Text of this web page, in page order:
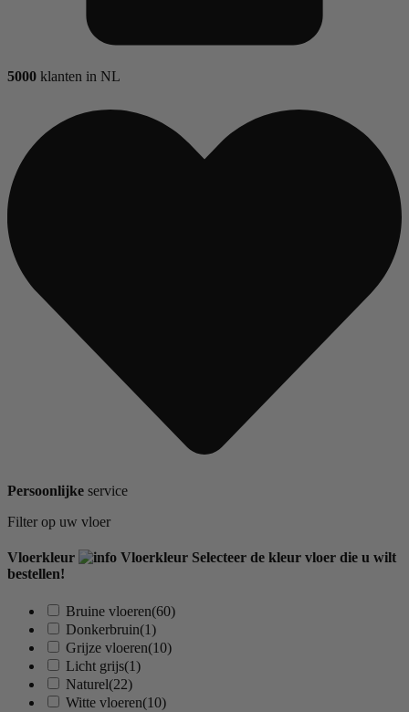
5000 klanten in NL
Persoonlijke service
Filter op uw vloer
Vloerkleur Vloerkleur Selecteer de kleur vloer die u wilt
bestellen!
Bruine vloeren(60)
Donkerbruin(1)
Grijze vloeren(10)
Licht grijs(1)
Naturel(22)
Witte vloeren(10)